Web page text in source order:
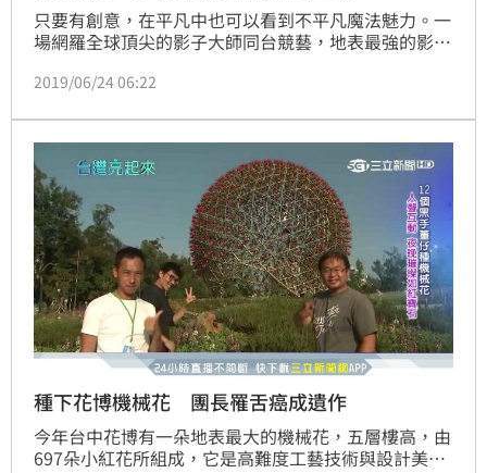
只要有創意，在平凡中也可以看到不平凡魔法魅力。一
場網羅全球頂尖的影子大師同台競藝，地表最強的影子
蓋11個國家，也是一次很棒的國民外交。
2019/06/24 06:22
種下花博機械花 團長罹舌癌成遺作
今年台中花博有一朵地表最大的機械花，五層樓高，由
697朵小紅花所組成，它是高難度工藝技術與設計美學